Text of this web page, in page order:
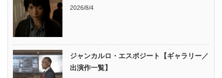
2026/8/4
ジャンカルロ・エスポジート【ギャラリー／
出演作一覧】